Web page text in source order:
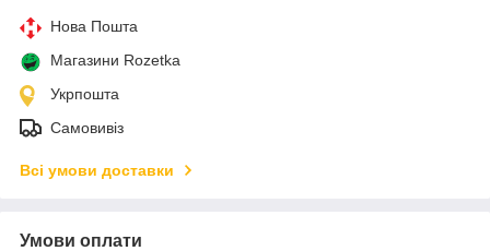
Нова Пошта
Магазини Rozetka
Укрпошта
Самовивіз
Всі умови доставки
Умови оплати